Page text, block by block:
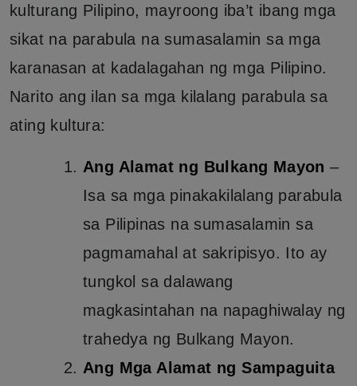
kulturang Pilipino, mayroong iba’t ibang mga
sikat na parabula na sumasalamin sa mga
karanasan at kadalagahan ng mga Pilipino.
Narito ang ilan sa mga kilalang parabula sa
ating kultura:
Ang Alamat ng Bulkang Mayon –
Isa sa mga pinakakilalang parabula
sa Pilipinas na sumasalamin sa
pagmamahal at sakripisyo. Ito ay
tungkol sa dalawang
magkasintahan na napaghiwalay ng
trahedya ng Bulkang Mayon.
Ang Mga Alamat ng Sampaguita